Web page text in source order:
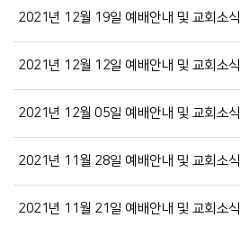
2021년 12월 19일 예배안내 및 교회소식
2021년 12월 12일 예배안내 및 교회소식
2021년 12월 05일 예배안내 및 교회소식
2021년 11월 28일 예배안내 및 교회소식
2021년 11월 21일 예배안내 및 교회소식